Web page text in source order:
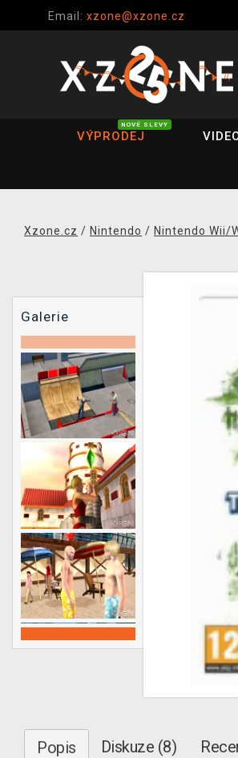
Email: xzone@xzone.cz
VÝPRODEJ
NOVÉ SLEVY
Xzone.cz / Nintendo / Nintendo Wii/
Galerie
Popis Diskuze (8)